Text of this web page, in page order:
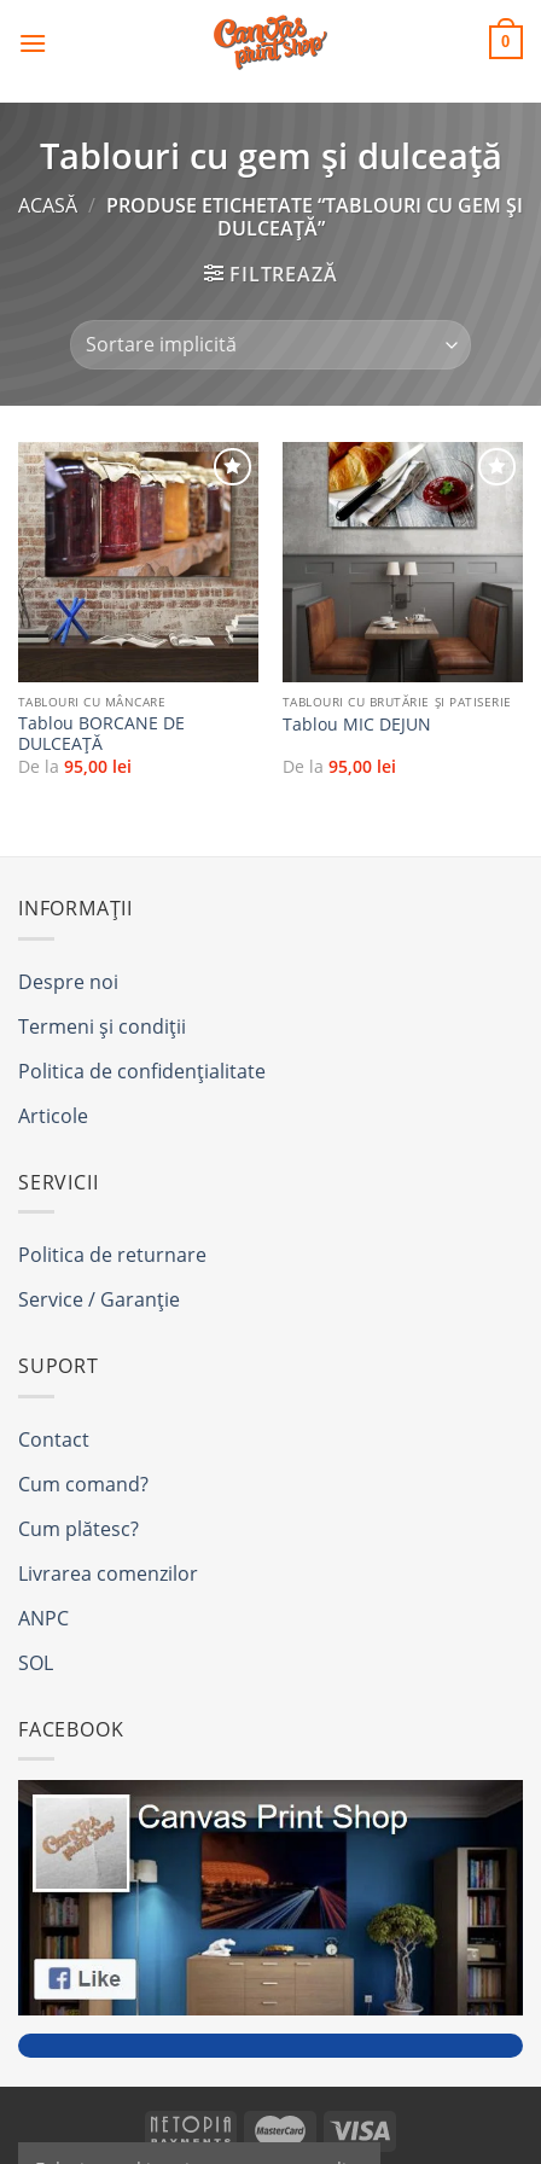
CANVAS
PRINT SHOP 0
Tablouri cu gem și dulceață
ACASĂ / PRODUSE ETICHETATE “TABLOURI CU GEM ȘI
DULCEAȚĂ”
FILTREAZĂ
Adaugă
la
favorite
TABLOURI CU MÂNCARE
Tablou BORCANE DE
DULCEAŢĂ
De la 95,00 lei
la
favorite
TABLOURI CU BRUTĂRIE ŞI PATISERIE
Tablou MIC DEJUN
De la 95,00 lei
INFORMAȚII
Despre noi
Termeni și condiții
Politica de confidențialitate
Articole
SERVICII
Politica de returnare
Service / Garanție
SUPORT
Contact
Cum comand?
Cum plătesc?
Livrarea comenzilor
ANPC
SOL
FACEBOOK